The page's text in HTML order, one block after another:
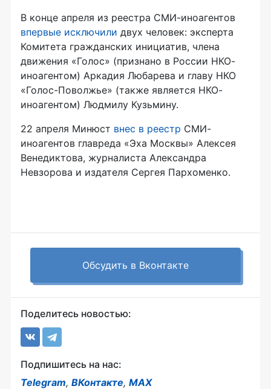
В конце апреля из реестра СМИ-иноагентов
впервые исключили двух человек: эксперта
Комитета гражданских инициатив, члена
движения «Голос» (признано в России НКО-
иноагентом) Аркадия Любарева и главу НКО
«Голос-Поволжье» (также является НКО-
иноагентом) Людмилу Кузьмину.
22 апреля Минюст внес в реестр СМИ-
иноагентов главреда «Эха Москвы» Алексея
Венедиктова, журналиста Александра
Невзорова и издателя Сергея Пархоменко.
Обсудить в Вконтакте
Поделитесь новостью:
Подпишитесь на нас:
Telegram, ВКонтакте, MAX